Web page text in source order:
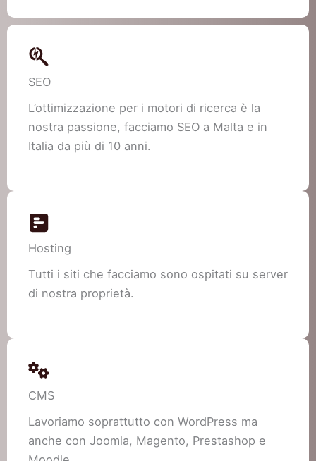
SEO
L’ottimizzazione per i motori di ricerca è la
nostra passione, facciamo SEO a Malta e in
Italia da più di 10 anni.
Hosting
Tutti i siti che facciamo sono ospitati su server
di nostra proprietà.
CMS
Lavoriamo soprattutto con WordPress ma
anche con Joomla, Magento, Prestashop e